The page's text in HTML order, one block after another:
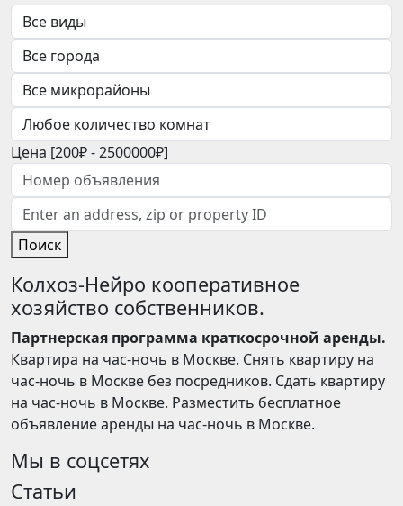
Цена [200₽-2500000₽]
Поиск
Колхоз-Нейро кооперативное
хозяйство собственников.
Партнерская программа краткосрочной аренды.
Квартира на час-ночь в Москве. Снять квартиру на
час-ночь в Москве без посредников. Сдать квартиру
на час-ночь в Москве. Разместить бесплатное
объявление аренды на час-ночь в Москве.
Мы в соцсетях
Статьи